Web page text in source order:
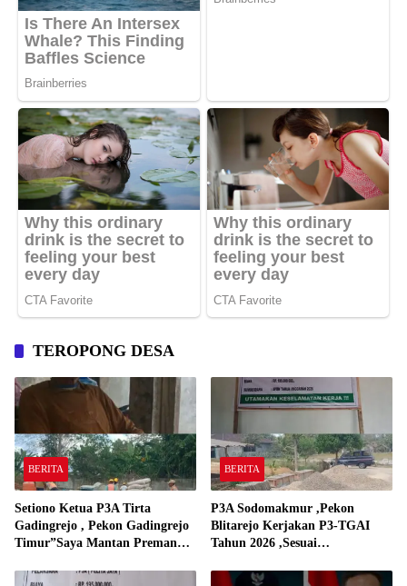
TEROPONG DESA
BERITA
Setiono Ketua P3A Tirta
Gadingrejo , Pekon Gadingrejo
Timur”Saya Mantan Preman
Gadingrejo Tahun 2000″
BERITA
P3A Sodomakmur ,Pekon
Blitarejo Kerjakan P3-TGAI
Tahun 2026 ,Sesuai